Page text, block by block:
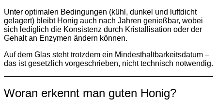
Unter optimalen Bedingungen (kühl, dunkel und luftdicht
gelagert) bleibt Honig auch nach Jahren genießbar, wobei
sich lediglich die Konsistenz durch Kristallisation oder der
Gehalt an Enzymen ändern können.
Auf dem Glas steht trotzdem ein Mindesthaltbarkeitsdatum –
das ist gesetzlich vorgeschrieben, nicht technisch notwendig.
Woran erkennt man guten Honig?